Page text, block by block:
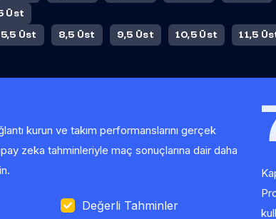
Üst
5,5 Üst 8,5 Üst 9,5 Üst 10,5 Üst 11,5
kurun ve takım performanslarını gerçek
zeka tahminleriyle maç sonuçlarına dair daha
Değerli Tahminler